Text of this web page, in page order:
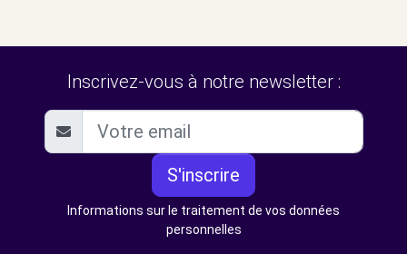
Inscrivez-vous à notre newsletter :
S'inscrire
Informations sur le traitement de vos données
personnelles